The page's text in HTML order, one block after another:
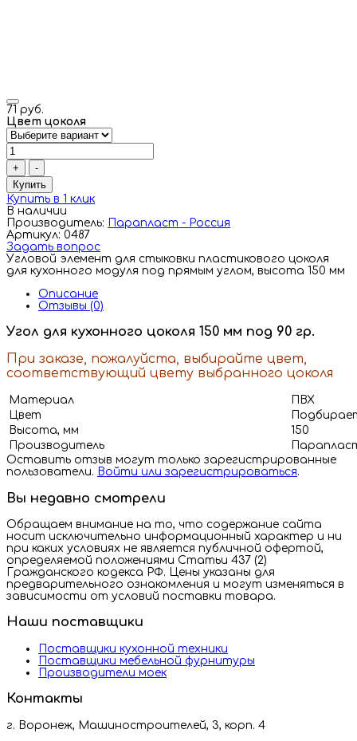
71 руб.
Цвет цоколя
+
-
Купить
Купить в 1 клик
В наличии
Производитель: Парапласт - Россия
Артикул: 0487
Задать вопрос
Угловой элемент для стыковки пластикового цоколя
для кухонного модуля под прямым углом, высота 150 мм
Описание
Отзывы (0)
Угол для кухонного цоколя 150 мм под 90 гр.
При заказе, пожалуйста, выбирайте цвет,
соответствующий цвету выбранного цоколя
Материал
ПВХ
Цвет
Высота, мм
150
Производитель
Оставить отзыв могут только зарегистрированные
пользователи. Войти или зарегистрироваться.
Вы недавно смотрели
Обращаем внимание на то, что содержание сайта
носит исключительно информационный характер и ни
при каких условиях не является публичной офертой,
определяемой положениями Статьи 437 (2)
Гражданского кодекса РФ. Цены указаны для
предварительного ознакомления и могут изменяться в
зависимости от условий поставки товара.
Наши поставщики
Поставщики кухонной техники
Поставщики мебельной фурнитуры
Производители моек
Контакты
г. Воронеж, Машиностроителей, 3, корп. 4